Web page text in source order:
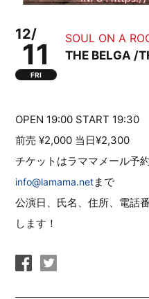
12/
11
FRI
SOUL ON A
THE BELGA /
OPEN 19:00 START 19:30
前売 ¥2,000 当日¥2,300
チケットはラママメール予
info@lamama.netまで
公演日、氏名、住所、電話
します！